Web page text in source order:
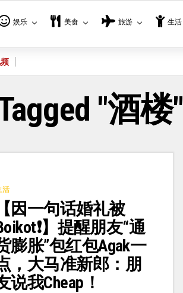
娱乐 美食 旅游 生活
"酒楼"
活
【因一句话婚礼被
】提醒朋友“通
膨胀”包红包Agak一
，大马准新郎：朋
说我Cheap！